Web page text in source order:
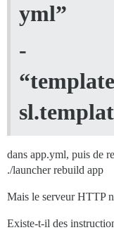
yml”
-
dans app.yml, puis de
./launcher rebuild app
Mais le serveur HTTP
Existe-t-il des